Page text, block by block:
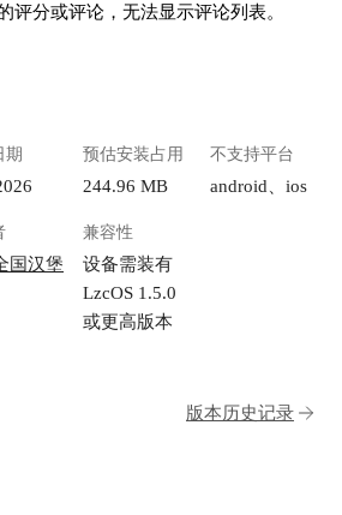
评分或评论，无法显示评论列表。
期 预估安装占用
244.96 MB
不支持平台
android、ios
国汉堡
兼容性
设备需装有
LzcOS 1.5.0
或更高版本
版本历史记录